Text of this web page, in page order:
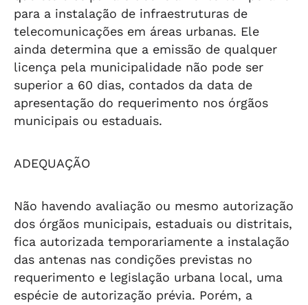
para a instalação de infraestruturas de
telecomunicações em áreas urbanas. Ele
ainda determina que a emissão de qualquer
licença pela municipalidade não pode ser
superior a 60 dias, contados da data de
apresentação do requerimento nos órgãos
municipais ou estaduais.
ADEQUAÇÃO
Não havendo avaliação ou mesmo autorização
dos órgãos municipais, estaduais ou distritais,
fica autorizada temporariamente a instalação
das antenas nas condições previstas no
requerimento e legislação urbana local, uma
espécie de autorização prévia. Porém, a